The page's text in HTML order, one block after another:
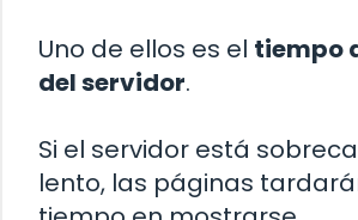
Uno de ellos es el tiempo
del servidor.
Si el servidor está
lento, las páginas